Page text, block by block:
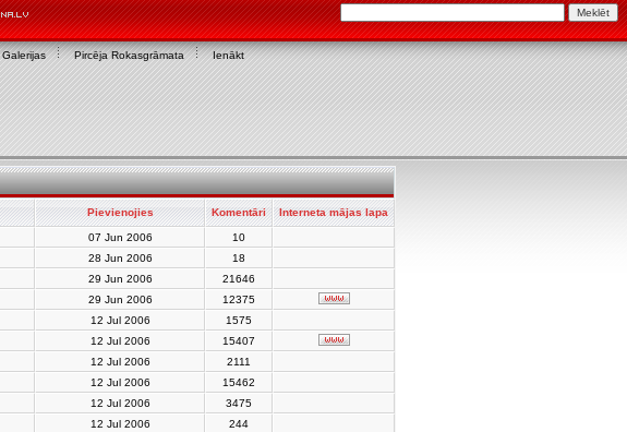
Galerijas Pircēja Rokasgrāmata Ienākt
Pievienojies Komentāri Interneta mājas lapa
07 Jun 2006
10
28 Jun 2006
18
29 Jun 2006
21646
29 Jun 2006
12375
12 Jul 2006
1575
12 Jul 2006
15407
12 Jul 2006
2111
12 Jul 2006
15462
12 Jul 2006
3475
12 Jul 2006
244